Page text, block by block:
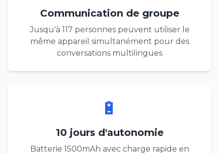
Communication de groupe
Jusqu'à 117 personnes peuvent utiliser le
même appareil simultanément pour des
conversations multilingues
🔋
10 jours d'autonomie
Batterie 1500mAh avec charge rapide en